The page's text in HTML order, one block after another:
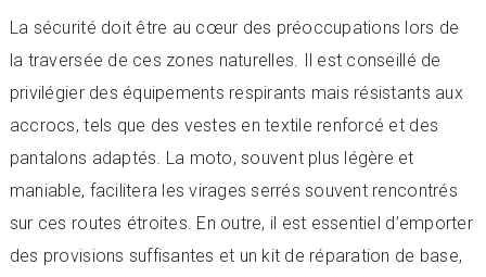
La sécurité doit être au cœur des préoccupations lors de
la traversée de ces zones naturelles. Il est conseillé de
privilégier des équipements respirants mais résistants aux
accrocs, tels que des vestes en textile renforcé et des
pantalons adaptés. La moto, souvent plus légère et
maniable, facilitera les virages serrés souvent rencontrés
sur ces routes étroites. En outre, il est essentiel d’emporter
des provisions suffisantes et un kit de réparation de base,